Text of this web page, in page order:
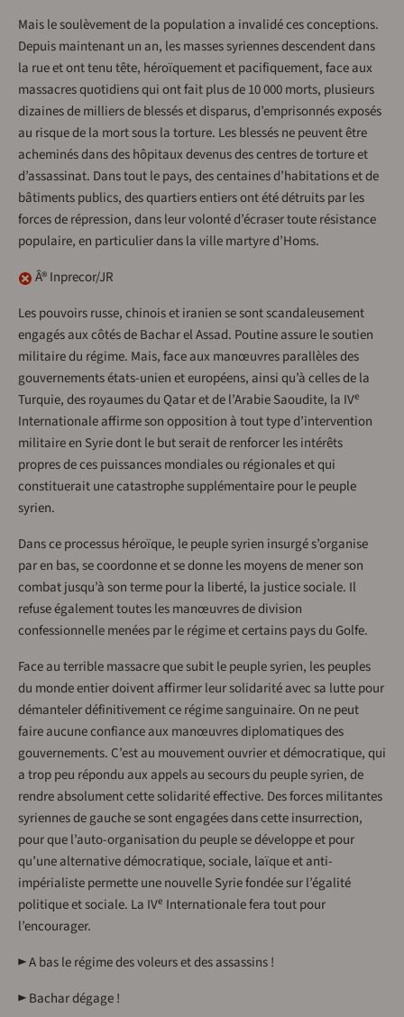
Mais le soulèvement de la population a invalidé ces conceptions.
Depuis maintenant un an, les masses syriennes descendent dans
la rue et ont tenu tête, héroïquement et pacifiquement, face aux
massacres quotidiens qui ont fait plus de 10 000 morts, plusieurs
dizaines de milliers de blessés et disparus, d’emprisonnés exposés
au risque de la mort sous la torture. Les blessés ne peuvent être
acheminés dans des hôpitaux devenus des centres de torture et
d’assassinat. Dans tout le pays, des centaines d’habitations et de
bâtiments publics, des quartiers entiers ont été détruits par les
forces de répression, dans leur volonté d’écraser toute résistance
populaire, en particulier dans la ville martyre d’Homs.
Â® Inprecor/JR
Les pouvoirs russe, chinois et iranien se sont scandaleusement
engagés aux côtés de Bachar el Assad. Poutine assure le soutien
militaire du régime. Mais, face aux manœuvres parallèles des
gouvernements états-unien et européens, ainsi qu’à celles de la
Turquie, des royaumes du Qatar et de l’Arabie Saoudite, la IVe
Internationale affirme son opposition à tout type d’intervention
militaire en Syrie dont le but serait de renforcer les intérêts
propres de ces puissances mondiales ou régionales et qui
constituerait une catastrophe supplémentaire pour le peuple
syrien.
Dans ce processus héroïque, le peuple syrien insurgé s’organise
par en bas, se coordonne et se donne les moyens de mener son
combat jusqu’à son terme pour la liberté, la justice sociale. Il
refuse également toutes les manœuvres de division
confessionnelle menées par le régime et certains pays du Golfe.
Face au terrible massacre que subit le peuple syrien, les peuples
du monde entier doivent affirmer leur solidarité avec sa lutte pour
démanteler définitivement ce régime sanguinaire. On ne peut
faire aucune confiance aux manœuvres diplomatiques des
gouvernements. C’est au mouvement ouvrier et démocratique, qui
a trop peu répondu aux appels au secours du peuple syrien, de
rendre absolument cette solidarité effective. Des forces militantes
syriennes de gauche se sont engagées dans cette insurrection,
pour que l’auto-organisation du peuple se développe et pour
qu’une alternative démocratique, sociale, laïque et anti-
impérialiste permette une nouvelle Syrie fondée sur l’égalité
politique et sociale. La IVe Internationale fera tout pour
l’encourager.
► A bas le régime des voleurs et des assassins !
► Bachar dégage !